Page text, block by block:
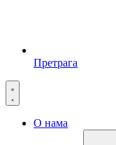
Претрага
О нама